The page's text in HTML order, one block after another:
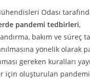
Odası
pandemi tedbirleri,
bakım ve süreç
yönelik olarak
gereken kuralları
için oluşturulan pandemi